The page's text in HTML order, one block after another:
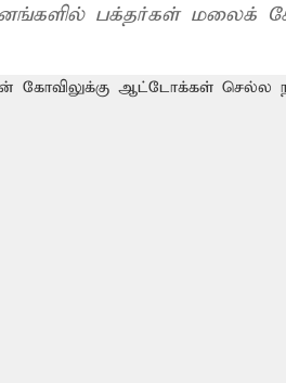
பக்தர்கள் மலைக்